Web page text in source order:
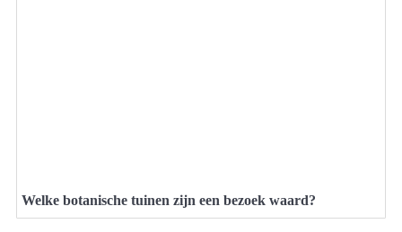
Welke botanische tuinen zijn een bezoek waard?